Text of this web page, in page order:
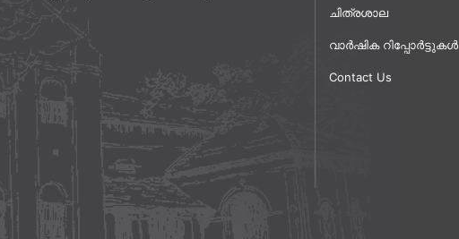
ചിത്രശാല
വാർഷിക റിപ്പോർട്ടുകൾ
Contact Us